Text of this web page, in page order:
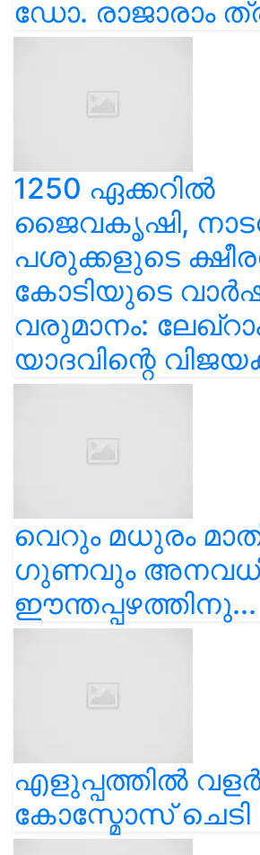
ഡോ. രാജാരാം
1250 ഏക്കറിൽ
ജൈവകൃഷി,
പശുക്കളുടെ
കോടിയുടെ
വരുമാനം:
യാദവിന്റെ
വെറും മധുരം
ഗുണവും
ഈന്തപ്പഴത്തിനു...
എളുപ്പത്തിൽ
കോസ്മോസ് ചെടി